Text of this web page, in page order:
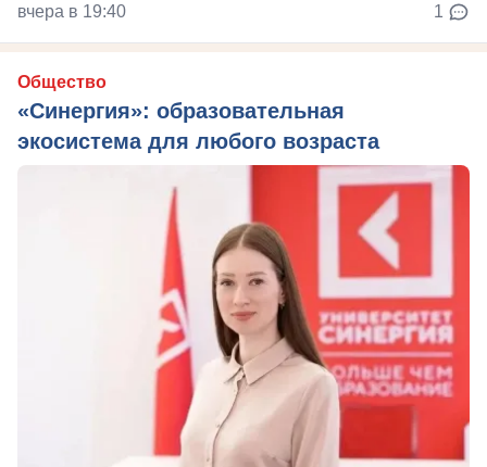
вчера в 19:40 1
Общество
«Синергия»: образовательная
экосистема для любого возраста